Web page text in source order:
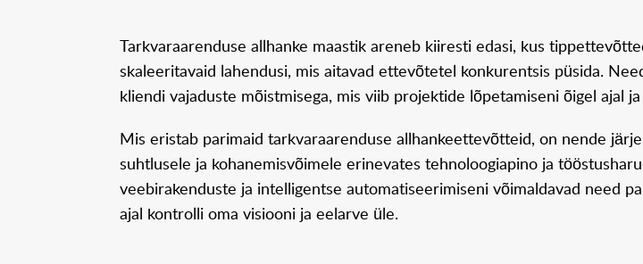
Tarkvaraarenduse allhanke maastik areneb kiiresti edasi, kus
skaleeritavaid lahendusi, mis aitavad ettevõtetel konkurentsis püsida.
kliendi vajaduste mõistmisega, mis viib projektide lõpetamiseni õigel ajal
Mis eristab parimaid tarkvaraarenduse allhankeettevõtteid, on nende
suhtlusele ja kohanemisvõimele erinevates tehnoloogiapino ja
veebirakenduste ja intelligentse automatiseerimiseni võimaldavad need
ajal kontrolli oma visiooni ja eelarve üle.